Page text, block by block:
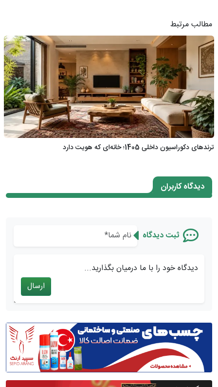
مطالب مرتبط
ترندهای دکوراسیون داخلی 1405؛ خانه‌ای که هویت دارد
دیدگاه کاربران
ثبت دیدگاه
دیدگاه خود را با ما درمیان بگذارید...
ارسال